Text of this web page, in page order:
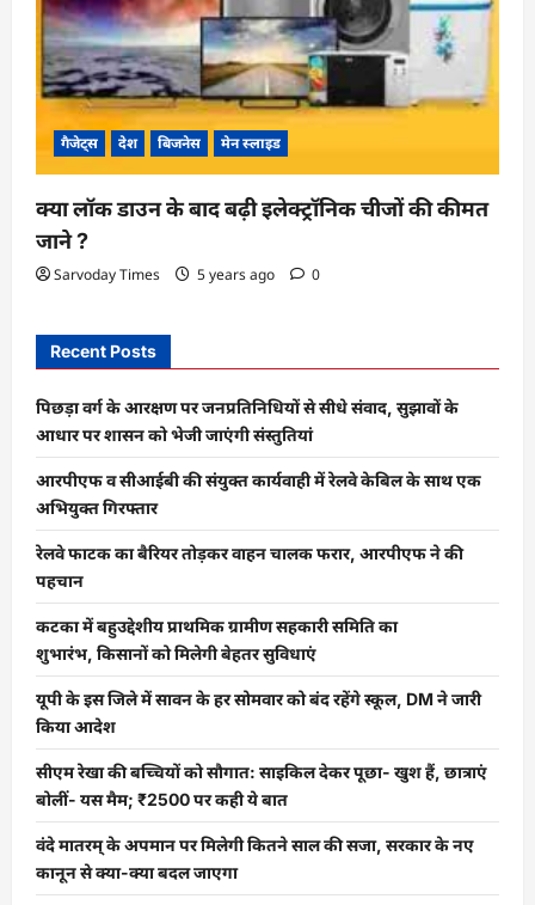
गैजेट्स देश बिजनेस मेन स्लाइड
क्या लॉक डाउन के बाद बढ़ी इलेक्ट्रॉनिक चीजों की कीमत
जाने ?
Sarvoday Times 5 years ago 0
Recent Posts
पिछड़ा वर्ग के आरक्षण पर जनप्रतिनिधियों से सीधे संवाद, सुझावों के
आधार पर शासन को भेजी जाएंगी संस्तुतियां
आरपीएफ व सीआईबी की संयुक्त कार्यवाही में रेलवे केबिल के साथ एक
अभियुक्त गिरफ्तार
रेलवे फाटक का बैरियर तोड़कर वाहन चालक फरार, आरपीएफ ने की
पहचान
कटका में बहुउद्देशीय प्राथमिक ग्रामीण सहकारी समिति का
शुभारंभ, किसानों को मिलेगी बेहतर सुविधाएं
यूपी के इस जिले में सावन के हर सोमवार को बंद रहेंगे स्कूल, DM ने जारी
किया आदेश
सीएम रेखा की बच्चियों को सौगात: साइकिल देकर पूछा- खुश हैं, छात्राएं
बोलीं- यस मैम; ₹2500 पर कही ये बात
वंदे मातरम् के अपमान पर मिलेगी कितने साल की सजा, सरकार के नए
कानून से क्या-क्या बदल जाएगा